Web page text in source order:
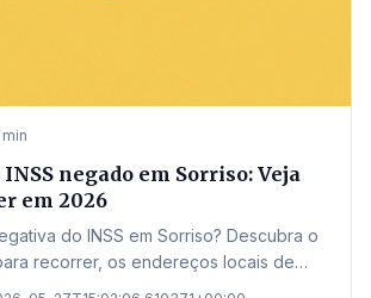
negado em Sorriso: Veja
em 2026
do INSS em Sorriso? Descubra o
recorrer, os endereços locais de